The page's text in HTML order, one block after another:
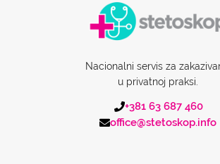
Nacionalni servis za
u privatnoj praksi.
+381 63 687 460
office@stetoskop.info